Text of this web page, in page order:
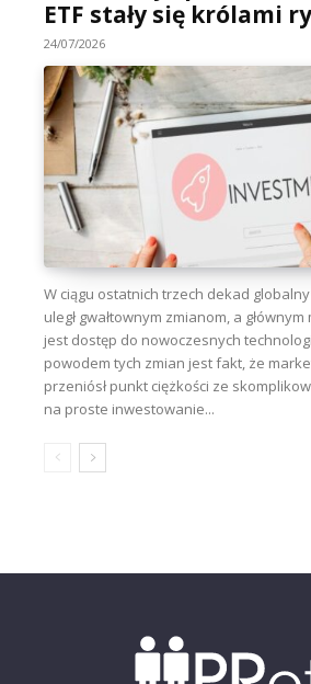
ETF stały się królami
24/07/2026
W ciągu ostatnich trzech dekad
uległ gwałtownym zmianom, a
jest dostęp do nowoczesnych
powodem tych zmian jest fakt, że
przeniósł punkt ciężkości ze
na proste inwestowanie...